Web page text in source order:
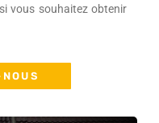
vous souhaitez obtenir